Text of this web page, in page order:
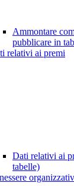
Ammontare
pubblicare in
relativi ai premi
Dati relativi ai
tabelle)